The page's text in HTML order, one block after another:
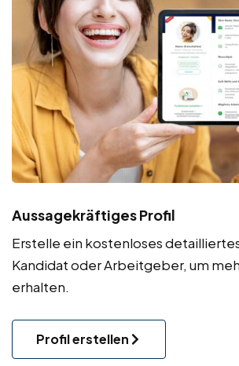
Aussagekräftiges Profil
Erstelle ein kostenloses
Kandidat oder Arbeitgeber, um
erhalten.
Profil erstellen